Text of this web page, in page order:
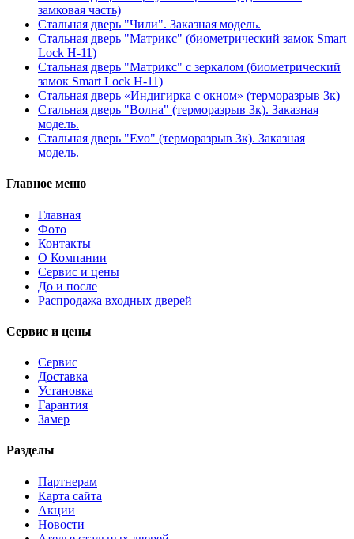
замковая часть)
Стальная дверь "Чили". Заказная модель.
Стальная дверь "Матрикс" (биометрический замок Smart
Lock H-11)
Стальная дверь "Матрикс" с зеркалом (биометрический
замок Smart Lock H-11)
Стальная дверь «Индигирка с окном» (терморазрыв 3к)
Стальная дверь "Волна" (терморазрыв 3к). Заказная
модель.
Стальная дверь "Evo" (терморазрыв 3к). Заказная
модель.
Главное меню
Главная
Фото
Контакты
О Компании
Сервис и цены
До и после
Распродажа входных дверей
Сервис и цены
Сервис
Доставка
Установка
Гарантия
Замер
Разделы
Партнерам
Карта сайта
Акции
Новости